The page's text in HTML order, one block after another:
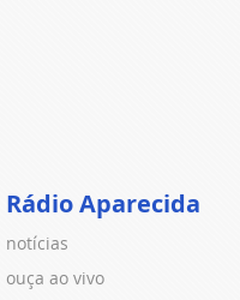
Rádio Aparecida
notícias
ouça ao vivo